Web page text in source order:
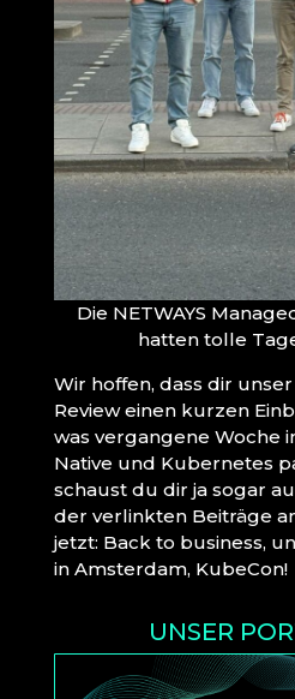
Die NETWAYS
hatten tolle
Wir hoffen, dass dir
Review einen kurzen
was vergangene Woche
Native und Kubernetes
schaust du dir ja sogar
der verlinkten Beiträge
jetzt: Back to business,
in Amsterdam, KubeCon!
UNSER